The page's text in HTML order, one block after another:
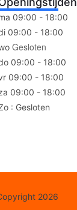
09:00 - 18:00
09:00 - 18:00
Gesloten
09:00 - 18:00
09:00 - 18:00
09:00 - 18:00
: Gesloten
2026